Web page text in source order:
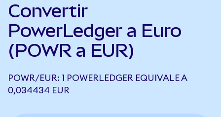
Convertir
PowerLedger a Euro
(POWR a EUR)
POWR/EUR: 1 POWERLEDGER EQUIVALE A
0,034434 EUR